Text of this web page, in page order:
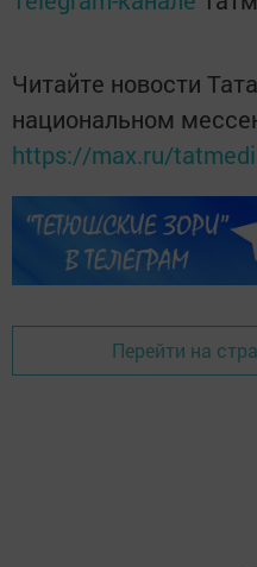
Читайте новости
национальном
https://max.ru/
Перейти на